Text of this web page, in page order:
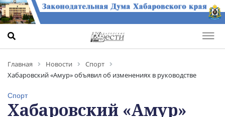
Главная Новости
Спорт
Хабаровский «Амур» объявил об изменениях в руководстве
Спорт
Хабаровский «Амур»